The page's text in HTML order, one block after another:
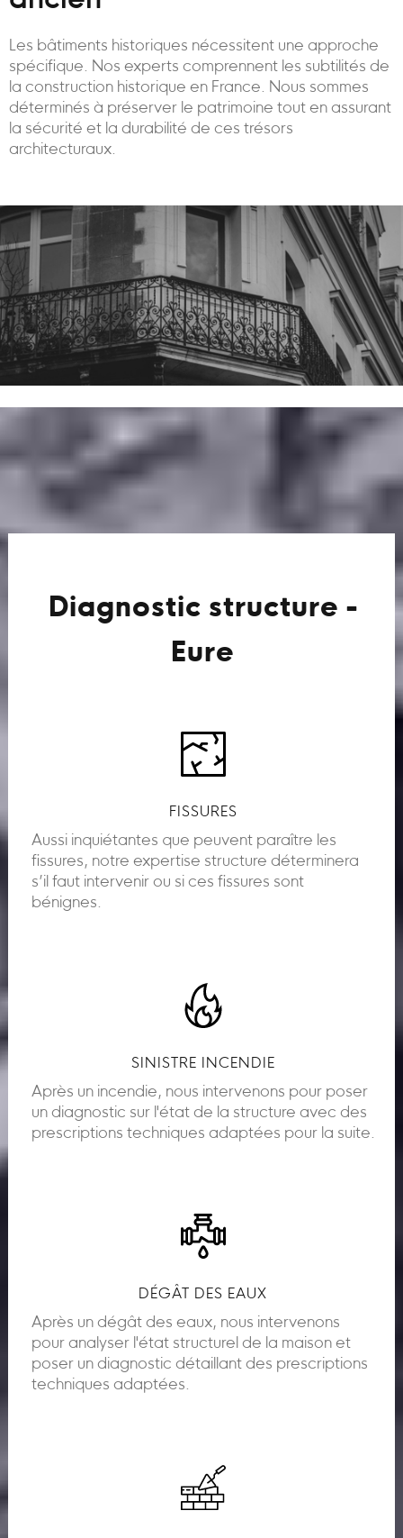
Les bâtiments historiques nécessitent une approche
spécifique. Nos experts comprennent les subtilités de
la construction historique en France. Nous sommes
déterminés à préserver le patrimoine tout en assurant
la sécurité et la durabilité de ces trésors
architecturaux.
Diagnostic structure -
Eure
FISSURES
Aussi inquiétantes que peuvent paraître les
fissures, notre expertise structure déterminera
s’il faut intervenir ou si ces fissures sont
bénignes.
SINISTRE INCENDIE
Après un incendie, nous intervenons pour poser
un diagnostic sur l'état de la structure avec des
prescriptions techniques adaptées pour la suite.
DÉGÂT DES EAUX
Après un dégât des eaux, nous intervenons
pour analyser l'état structurel de la maison et
poser un diagnostic détaillant des prescriptions
techniques adaptées.